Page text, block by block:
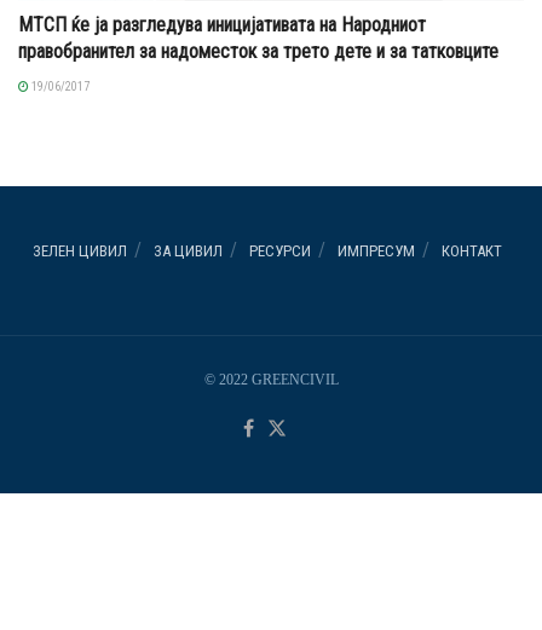
МТСП ќе ја разгледува иницијативата на Народниот
правобранител за надоместок за трето дете и за татковците
19/06/2017
ЗЕЛЕН ЦИВИЛ ЗА ЦИВИЛ РЕСУРСИ ИМПРЕСУМ КОНТАКТ
© 2022 GREENCIVIL